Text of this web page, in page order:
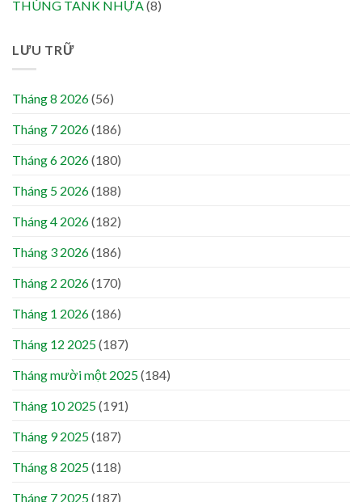
THÙNG TANK NHỰA (8)
LƯU TRỮ
Tháng 8 2026(56)
Tháng 7 2026(186)
Tháng 6 2026(180)
Tháng 5 2026(188)
Tháng 4 2026(182)
Tháng 3 2026(186)
Tháng 2 2026(170)
Tháng 1 2026(186)
Tháng 12 2025(187)
Tháng mười một 2025(184)
Tháng 10 2025(191)
Tháng 9 2025(187)
Tháng 8 2025(118)
Tháng 7 2025(187)